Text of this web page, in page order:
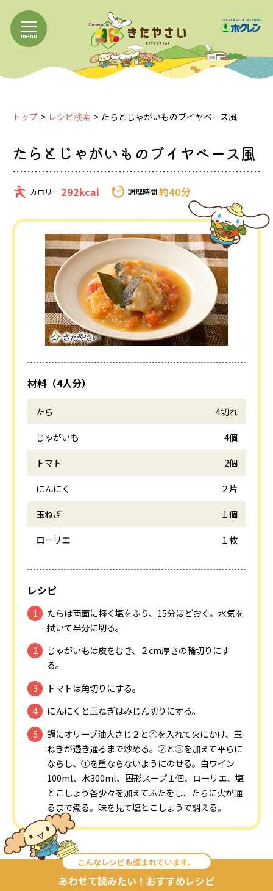
menu
トップ レシピ検索 たらとじゃがいものブイヤベース風
たらとじゃがいものブイヤベース風
カロリー 292kcal 調理時間 約40分
材料（4人分）
たら
4切れ
じゃがいも
4個
トマト
2個
にんにく
２片
玉ねぎ
１個
ローリエ
１枚
レシピ
たらは両面に軽く塩をふり、15分ほどおく。水気を
拭いて半分に切る。
じゃがいもは皮をむき、２cm厚さの輪切りにす
る。
トマトは角切りにする。
にんにくと玉ねぎはみじん切りにする。
鍋にオリーブ油大さじ２と④を入れて火にかけ、玉
ねぎが透き通るまで炒める。②と③を加えて平らに
ならし、①を重ならないようにのせる。白ワイン
100ml、水300ml、固形スープ１個、ローリエ、塩
とこしょう各少々を加えてふたをし、たらに火が通
るまで煮る。味を見て塩とこしょうで調える。
こんなレシピも読まれています。
あわせて読みたい！おすすめレシピ